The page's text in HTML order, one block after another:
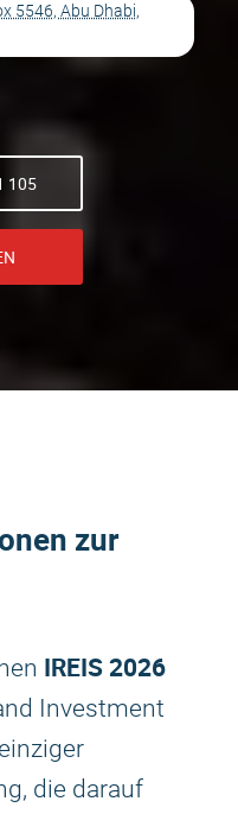
5546, Abu Dhabi,
105
zur
IREIS 2026
Investment
die darauf